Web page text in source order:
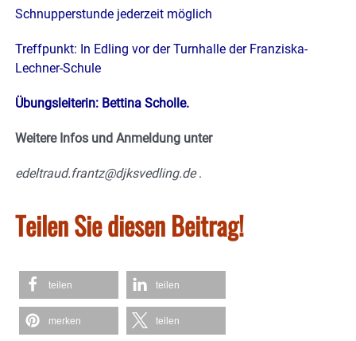
Schnupperstunde jederzeit möglich
Treffpunkt: In Edling vor der Turnhalle der Franziska-
Lechner-Schule
Übungsleiterin: Bettina Scholle.
Weitere Infos und Anmeldung unter
edeltraud.frantz@djksvedling.de.
Teilen Sie diesen Beitrag!
teilen teilen
merken teilen